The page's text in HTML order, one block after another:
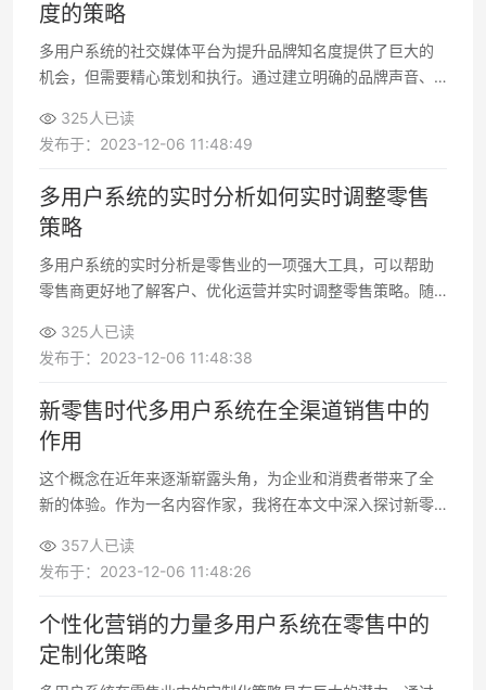
度的策略
多用户系统的社交媒体平台为提升品牌知名度提供了巨大的
机会，但需要精心策划和执行。通过建立明确的品牌声音、
可以成功地提升品牌知名度
325人已读
发布于：2023-12-06 11:48:49
多用户系统的实时分析如何实时调整零售
策略
多用户系统的实时分析是零售业的一项强大工具，可以帮助
零售商更好地了解客户、优化运营并实时调整零售策略。随
325人已读
发布于：2023-12-06 11:48:38
新零售时代多用户系统在全渠道销售中的
作用
这个概念在近年来逐渐崭露头角，为企业和消费者带来了全
新的体验。作为一名内容作家，我将在本文中深入探讨新零
中发挥关键作用
357人已读
发布于：2023-12-06 11:48:26
个性化营销的力量多用户系统在零售中的
定制化策略